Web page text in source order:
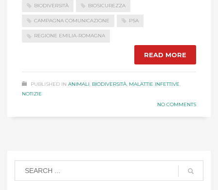
BIODIVERSITÀ BIOSICUREZZA
CAMPAGNA COMUNICAZIONE PSA
REGIONE EMILIA-ROMAGNA
READ MORE
PUBLISHED IN ANIMALI, BIODIVERSITÀ, MALATTIE INFETTIVE,
NOTIZIE
NO COMMENTS